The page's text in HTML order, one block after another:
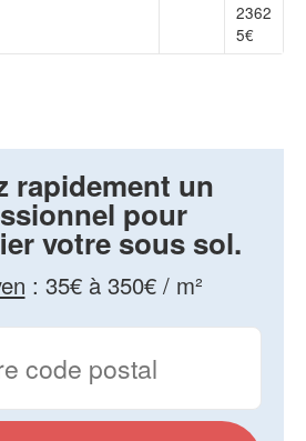
2362
5€
rapidement un
pour
votre sous sol.
: 35€ à 350€ / m²